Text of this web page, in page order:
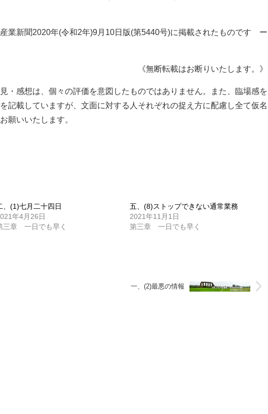
業新聞2020年(令和2年)9月10日版(第5440号)に掲載されたものです ー
《無断転載はお断りいたします。》
・感想は、個々の評価を意図したものではありません。また、臨場感を
記載していますが、文面に対する人それぞれの捉え方に配慮し全て仮名
願いいたします。
、(1)七月二十四日
年4月26日
三章 一日でも早く
五、(8)ストップできない通常業務
2021年11月1日
第三章 一日でも早く
一、(2)最悪の情報